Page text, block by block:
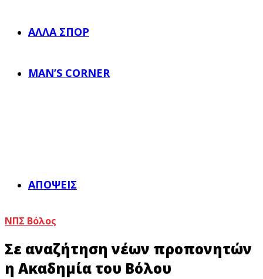
ΆΛΛΑ ΣΠΟΡ
MAN’S CORNER
ΑΠΌΨΕΙΣ
ΝΠΣ Βόλος
Σε αναζήτηση νέων προπονητών
η Ακαδημία του Βόλου